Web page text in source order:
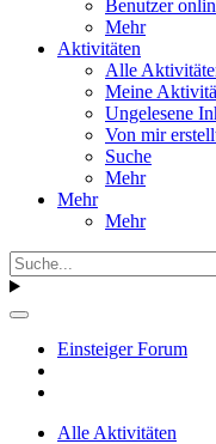
Benutzer
Mehr
Aktivitäten
Alle
Meine
Ungelesene
Von mir
Suche
Mehr
Mehr
Mehr
Einsteiger Forum
Alle Aktivitäten